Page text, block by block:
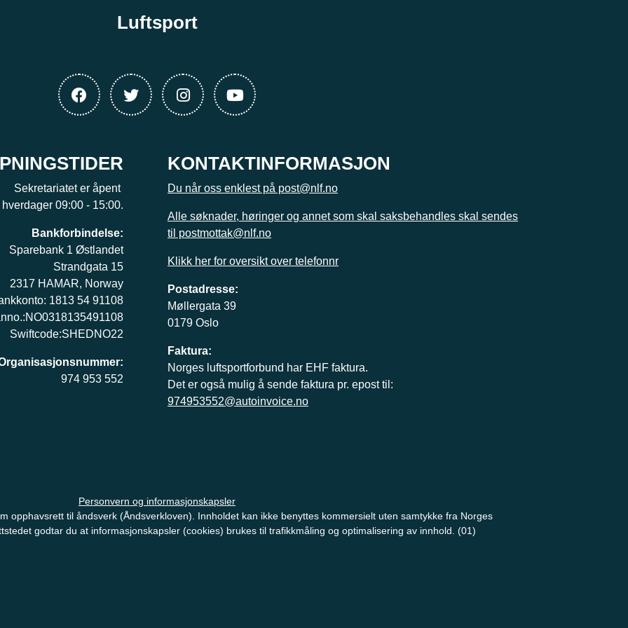
Luftsport
Sekretariatet er åpent
hverdager 09:00 - 15:00.
Bankforbindelse:
Sparebank 1 Østlandet
Strandgata 15
2317 HAMAR, Norway
1813 54 91108
Swiftcode:SHEDNO22
974 953 552
KONTAKTINFORMASJON
Du når oss enklest på post@nlf.no
Alle søknader, høringer og annet som skal saksbehandles skal sendes
til postmottak@nlf.no
Klikk her for oversikt over telefonnr
Postadresse:
Møllergata 39
0179 Oslo
Faktura:
Norges luftsportforbund har EHF faktura.
Det er også mulig å sende faktura pr. epost til:
974953552@autoinvoice.no
Personvern og informasjonskapsler
opphavsrett til åndsverk (Åndsverkloven). Innholdet kan ikke benyttes kommersielt uten samtykke fra Norges
godtar du at informasjonskapsler (cookies) brukes til trafikkmåling og optimalisering av innhold. (01)